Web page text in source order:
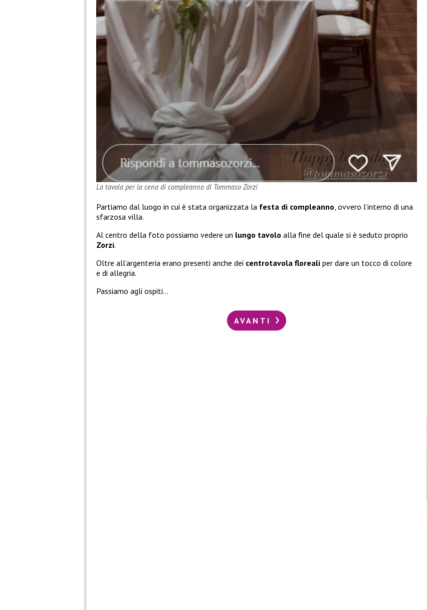
La tavola per la cena di compleanno di Tommaso Zorzi
Partiamo dal luogo in cui è stata organizzata la festa di compleanno , ovvero l’interno di una
sfarzosa villa.
Al centro della foto possiamo vedere un lungo tavolo alla fine del quale si è seduto proprio
Zorzi.
Oltre all’argenteria erano presenti anche dei centrotavola floreali per dare un tocco di colore
e di allegria.
Passiamo agli ospiti…
AVANTI